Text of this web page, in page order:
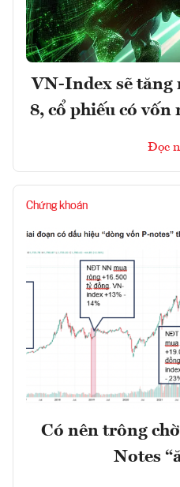
VN-Index sẽ tăng
8, cổ phiếu có vốn
Đọc
Chứng khoán
Có nên trông
Notes